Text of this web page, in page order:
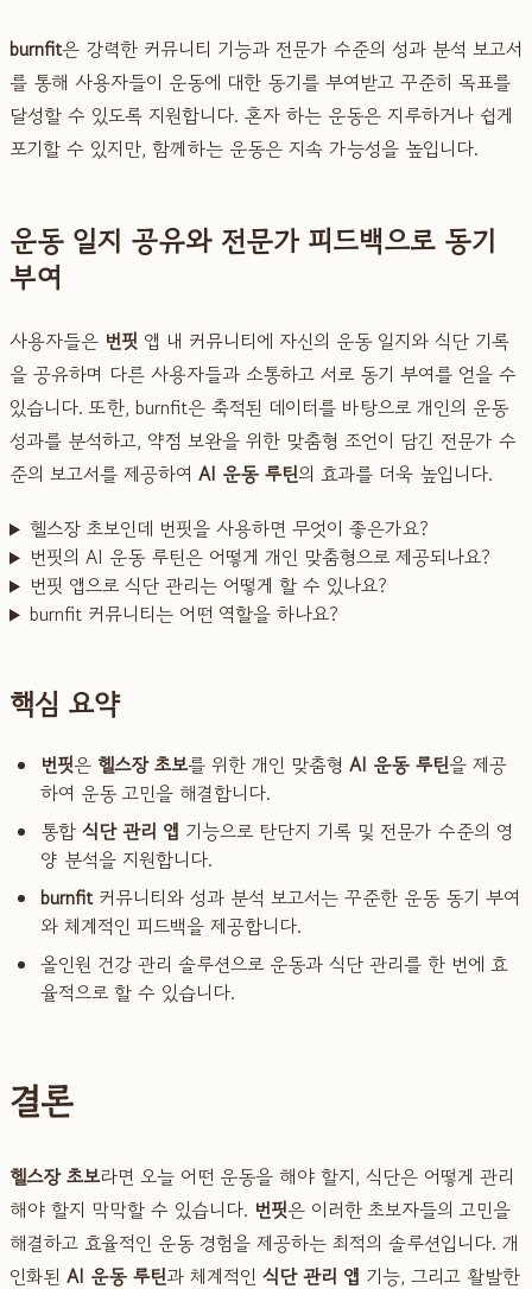
burnfit은 강력한 커뮤니티 기능과 전문가 수준의 성과 분석 보고서
를 통해 사용자들이 운동에 대한 동기를 부여받고 꾸준히 목표를
달성할 수 있도록 지원합니다. 혼자 하는 운동은 지루하거나 쉽게
포기할 수 있지만, 함께하는 운동은 지속 가능성을 높입니다.
운동 일지 공유와 전문가 피드백으로 동기
부여
사용자들은 번핏 앱 내 커뮤니티에 자신의 운동 일지와 식단 기록
을 공유하며 다른 사용자들과 소통하고 서로 동기 부여를 얻을 수
있습니다. 또한, burnfit은 축적된 데이터를 바탕으로 개인의 운동
성과를 분석하고, 약점 보완을 위한 맞춤형 조언이 담긴 전문가 수
준의 보고서를 제공하여 AI 운동 루틴의 효과를 더욱 높입니다.
헬스장 초보인데 번핏을 사용하면 무엇이 좋은가요?
번핏의 AI 운동 루틴은 어떻게 개인 맞춤형으로 제공되나요?
번핏 앱으로 식단 관리는 어떻게 할 수 있나요?
burnfit 커뮤니티는 어떤 역할을 하나요?
핵심 요약
번핏은 헬스장 초보를 위한 개인 맞춤형 AI 운동 루틴을 제공
하여 운동 고민을 해결합니다.
통합 식단 관리 앱 기능으로 탄단지 기록 및 전문가 수준의 영
양 분석을 지원합니다.
burnfit커뮤니티와 성과 분석 보고서는 꾸준한 운동 동기 부여
와 체계적인 피드백을 제공합니다.
올인원 건강 관리 솔루션으로 운동과 식단 관리를 한 번에 효
율적으로 할 수 있습니다.
결론
헬스장 초보라면 오늘 어떤 운동을 해야 할지, 식단은 어떻게 관리
해야 할지 막막할 수 있습니다. 번핏은 이러한 초보자들의 고민을
해결하고 효율적인 운동 경험을 제공하는 최적의 솔루션입니다. 개
인화된 AI 운동 루틴과 체계적인 식단 관리 앱 기능, 그리고 활발한